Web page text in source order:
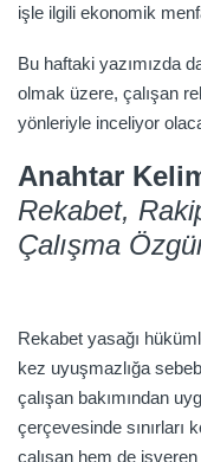
işle ilgili ekonomik
Bu haftaki yazımızda
olmak üzere, çalışan
yönleriyle inceliyor
Anahtar
Rekabet,
Çalışma
Rekabet yasağı
kez uyuşmazlığa
çalışan bakımından
çerçevesinde sınırları
çalışan hem de